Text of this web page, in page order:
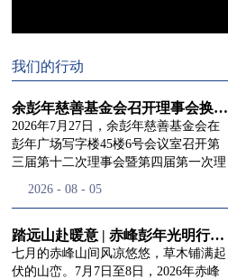
我们的行动
余彭年慈善基金会召开理事会换届会议
2026年7月27日，余彭年慈善基金会在
彭年广场写字楼45楼6号会议室召开第
三届第十二次理事会暨第四届第一次理
徐滨先生；副理事长兼秘书长彭志兵先
生、李玲辉先生、郭启兴先生及梅鑫先
生，现场列席人员:监事孙海跃先生，联
合党支部书记曾层同志。本次会议由理
2026 - 08 - 05
踏远山赴暖意 | 赤峰彭年光明行动启程，入户回访接住乡亲眼底的光亮
七月的赤峰山间风凉悠悠，草木铺满起
伏的山峦。7月7日至8日，2026年赤峰